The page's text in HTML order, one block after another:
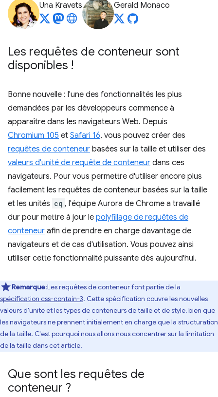
Una Kravets Gerald Monaco
Les requêtes de conteneur sont
disponibles !
Bonne nouvelle : l'une des fonctionnalités les plus
demandées par les développeurs commence à
apparaître dans les navigateurs Web. Depuis
Chromium 105 et Safari 16, vous pouvez créer des
requêtes de conteneur basées sur la taille et utiliser des
valeurs d'unité de requête de conteneur dans ces
navigateurs. Pour vous permettre d'utiliser encore plus
facilement les requêtes de conteneur basées sur la taille
et les unités cq , l'équipe Aurora de Chrome a travaillé
dur pour mettre à jour le polyfillage de requêtes de
conteneur afin de prendre en charge davantage de
navigateurs et de cas d'utilisation. Vous pouvez ainsi
utiliser cette fonctionnalité puissante dès aujourd'hui.
Remarque:Les requêtes de conteneur font partie de la
spécification css-contain-3. Cette spécification couvre les nouvelles
valeurs d'unité et les types de conteneurs de taille et de style, bien que
les navigateurs ne prennent initialement en charge que la structuration
de la taille. C'est pourquoi nous allons nous concentrer sur la limitation
de la taille dans cet article.
Que sont les requêtes de
conteneur ?